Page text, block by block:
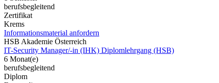
berufsbegleitend
Zertifikat
Krems
Informationsmaterial anfordern
HSB Akademie Österreich
IT-Security Manager/-in (IHK) Diplomlehrgang (HSB)
6 Monat(e)
berufsbegleitend
Diplom